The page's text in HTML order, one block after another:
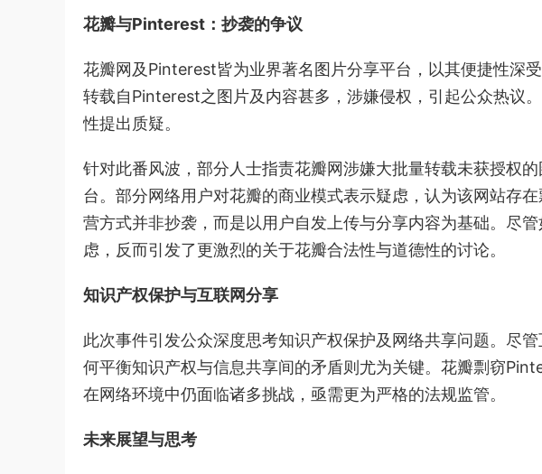
花瓣与Pinterest：抄袭的争议
花瓣网及Pinterest皆为业界著名图片分享平台，以其便捷性深
转载自Pinterest之图片及内容甚多，涉嫌侵权，引起公众热议
性提出质疑。
针对此番风波，部分人士指责花瓣网涉嫌大批量转载未获授权
台。部分网络用户对花瓣的商业模式表示疑虑，认为该网站存
营方式并非抄袭，而是以用户自发上传与分享内容为基础。尽
虑，反而引发了更激烈的关于花瓣合法性与道德性的讨论。
知识产权保护与互联网分享
此次事件引发公众深度思考知识产权保护及网络共享问题。尽
何平衡知识产权与信息共享间的矛盾则尤为关键。花瓣剽窃
在网络环境中仍面临诸多挑战，亟需更为严格的法规监管。
未来展望与思考